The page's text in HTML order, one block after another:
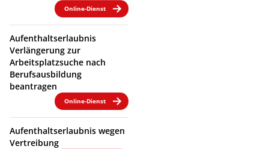
Online-Dienst
Aufenthaltserlaubnis
Verlängerung zur
Arbeitsplatzsuche nach
Berufsausbildung
beantragen
Online-Dienst
Aufenthaltserlaubnis wegen
Vertreibung